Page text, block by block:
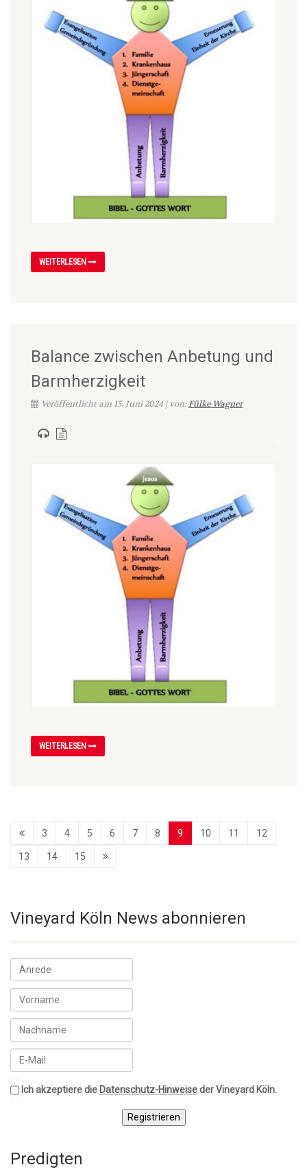
WEITERLESEN
Balance zwischen Anbetung und
Barmherzigkeit
Veröffentlicht am 15. Juni 2024 | von:Fülke Wagner
WEITERLESEN
3 4 5 6 7 8 9 10 11 12
13 14 15
Vineyard Köln News abonnieren
Ich akzeptiere die Datenschutz-Hinweiseder Vineyard Köln.
Registrieren
Predigten